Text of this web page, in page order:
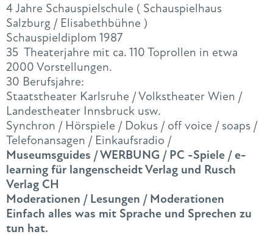
4 Jahre Schauspielschule ( Schauspielhaus
Salzburg / Elisabethbühne )
Schauspieldiplom 1987
35 Theaterjahre mit ca. 110 Toprollen in etwa
2000 Vorstellungen.
30 Berufsjahre:
Staatstheater Karlsruhe / Volkstheater Wien /
Landestheater Innsbruck usw.
Synchron / Hörspiele / Dokus / off voice / soaps /
Telefonansagen / Einkaufsradio /
Museumsguides / WERBUNG / PC -Spiele / e-
learning für langenscheidt Verlag und Rusch
Verlag CH
Moderationen / Lesungen / Moderationen
Einfach alles was mit Sprache und Sprechen zu
tun hat.